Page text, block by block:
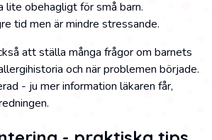
lite obehagligt för små barn.
tid men är mindre stressande.
att ställa många frågor om barnets
och när problemen började.
- ju mer information läkaren får,